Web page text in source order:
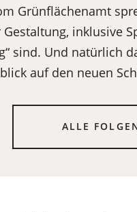
Grünflächenamt
inklusive
sind. Und natürlich
auf den neuen
ALLE